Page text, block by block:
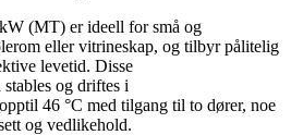
(MT) er ideell for små og
eller vitrineskap, og tilbyr pålitelig
levetid. Disse
og driftes i
46 °C med tilgang til to dører, noe
og vedlikehold.